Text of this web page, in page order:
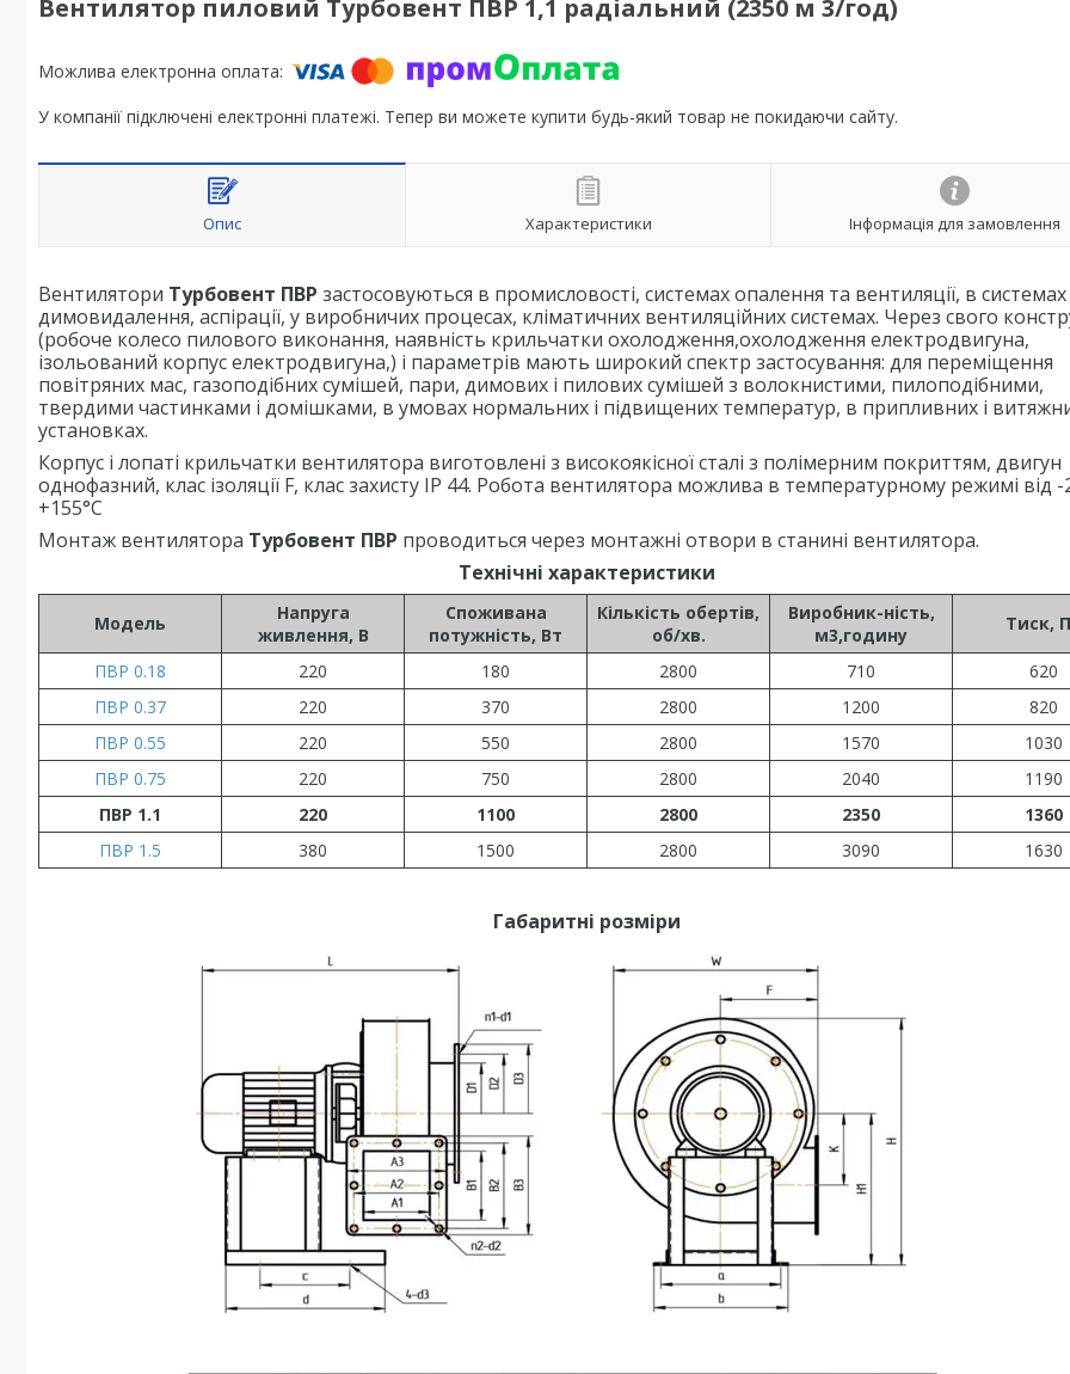
Вентилятор пиловий Турбовент ПВР 1,1 радіальний (2350 м 3/год)
У компанії підключені електронні платежі. Тепер ви можете купити будь-який товар не покидаючи сайту.
Опис Характеристики Інформація для замовлення
Вентилятори Турбовент ПВР застосовуються в промисловості, системах опалення та вентиляції, в системах
димовидалення, аспірації, у виробничих процесах, кліматичних вентиляційних системах. Через свого
(робоче колесо пилового виконання, наявність крильчатки охолодження,охолодження електродвигуна,
ізольований корпус електродвигуна,) і параметрів мають широкий спектр застосування: для переміщення
повітряних мас, газоподібних сумішей, пари, димових і пилових сумішей з волокнистими, пилоподібними,
твердими частинками і домішками, в умовах нормальних і підвищених температур, в припливних і
установках.
Корпус і лопаті крильчатки вентилятора виготовлені з високоякісної сталі з полімерним покриттям, двигун
однофазний, клас ізоляції F, клас захисту IP 44. Робота вентилятора можлива в температурному режимі від
+155°С
Монтаж вентилятора Турбовент ПВР проводиться через монтажні отвори в станині вентилятора.
Технічні характеристики
Модель
Напруга
живлення, В
Споживана
потужність, Вт
Кількість обертів,
об/хв.
Виробник-ність,
м3,годину
Тиск,
ПВР 0.18 220 180 2800 710
620
ПВР 0.37
220 370 2800 1200
820
ПВР 0.55
220 550 2800 1570
1030
ПВР 0.75
220 750 2800 2040
1190
ПВР 1.1
220 1100 2800 2350
1360
ПВР 1.5
380 1500 2800 3090 1630
Габаритні розміри